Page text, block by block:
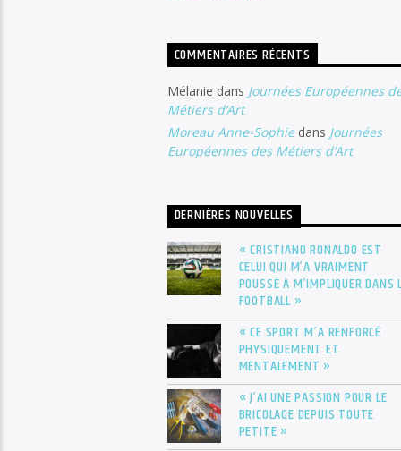
COMMENTAIRES RÉCENTS
Mélanie dans Journées Européennes
Métiers d’Art
Moreau Anne-Sophiedans Journées
Européennes des Métiers d’Art
DERNIÈRES NOUVELLES
« CRISTIANO RONALDO EST
CELUI QUI M’A VRAIMENT
POUSSÉ À M’IMPLIQUER DANS
FOOTBALL »
« CE SPORT M’A RENFORCÉ
PHYSIQUEMENT ET
MENTALEMENT »
« J’AI UNE PASSION POUR LE
BRICOLAGE DEPUIS TOUTE
PETITE »